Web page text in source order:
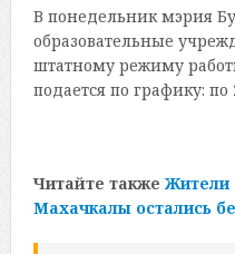
В понедельник мэрия
образовательные
штатному режиму
подается по графику:
Читайте также Жители
Махачкалы остались